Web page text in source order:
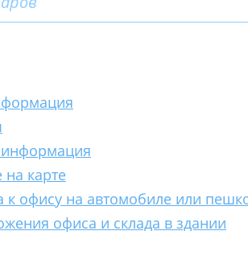
карте
к офису на автомобиле или
офиса и склада в здании